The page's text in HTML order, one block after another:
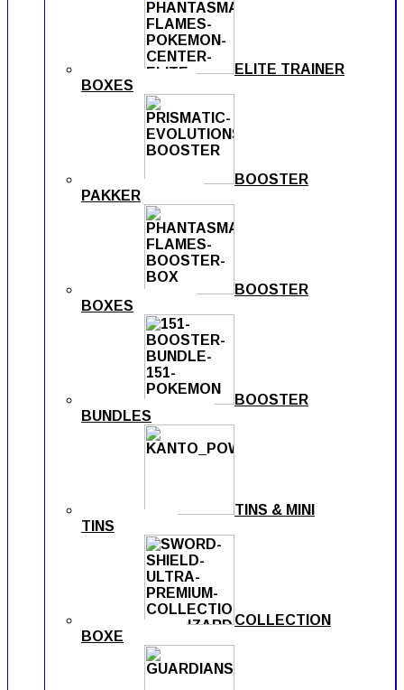
ELITE TRAINER
BOXES
BOOSTER
PAKKER
BOOSTER
BOXES
BOOSTER
BUNDLES
TINS & MINI
TINS
COLLECTION
BOXE